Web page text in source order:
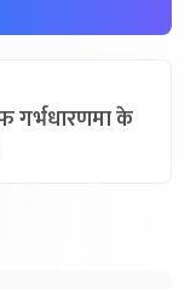
गर्भधारणमा के